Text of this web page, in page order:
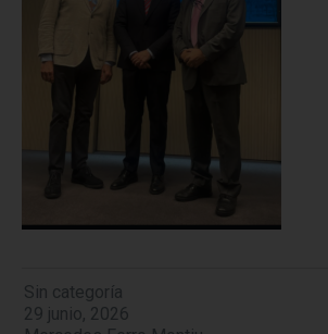
Sin categoría
29 junio, 2026